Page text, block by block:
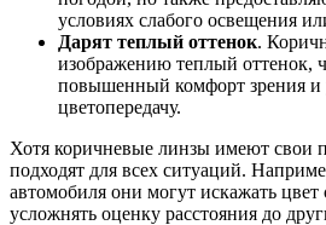
условиях слабого освещения
Дарят теплый оттенок.
изображению теплый оттенок,
повышенный комфорт зрения и
цветопередачу.
Хотя коричневые линзы имеют свои
подходят для всех ситуаций.
автомобиля они могут искажать цвет
усложнять оценку расстояния до